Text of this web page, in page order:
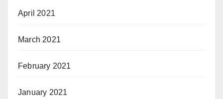
April 2021
March 2021
February 2021
January 2021